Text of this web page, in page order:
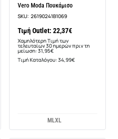
Vero Moda Πουκάμισο
SKU: 26190241B1069
Τιμή Outlet: 22,37€
Χαμηλότερη Τιμή των
τελευταίων 30 ημερών πριν τη
μείωση: 31,95€
Τιμή Καταλόγου: 34,99€
M LXL